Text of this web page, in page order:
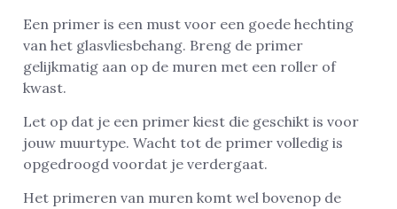
Een primer is een must voor een goede hechting
van het glasvliesbehang. Breng de primer
gelijkmatig aan op de muren met een roller of
kwast.
Let op dat je een primer kiest die geschikt is voor
jouw muurtype. Wacht tot de primer volledig is
opgedroogd voordat je verdergaat.
Het primeren van muren komt wel bovenop de